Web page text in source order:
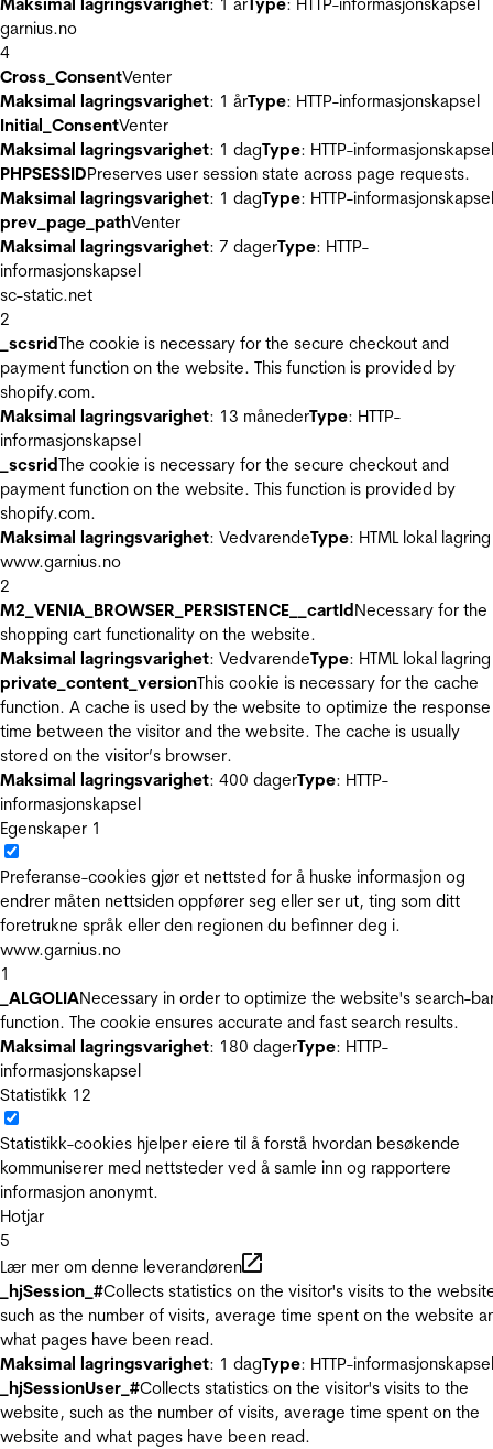
garnius.no
4
Cross_ConsentVenter
Maksimal lagringsvarighet: 1 årType: HTTP-informasjonskapsel
Initial_ConsentVenter
Maksimal lagringsvarighet: 1 dagType: HTTP-informasjonskapsel
PHPSESSIDPreserves user session state across page requests.
Maksimal lagringsvarighet: 1 dagType: HTTP-informasjonskapsel
prev_page_pathVenter
Maksimal lagringsvarighet: 7 dagerType: HTTP-
informasjonskapsel
sc-static.net
2
_scsridThe cookie is necessary for the secure checkout and
payment function on the website. This function is provided by
shopify.com.
Maksimal lagringsvarighet: 13 månederType: HTTP-
informasjonskapsel
_scsridThe cookie is necessary for the secure checkout and
payment function on the website. This function is provided by
shopify.com.
Maksimal lagringsvarighet: VedvarendeType: HTML lokal lagring
www.garnius.no
2
M2_VENIA_BROWSER_PERSISTENCE__cartIdNecessary for the
shopping cart functionality on the website.
Maksimal lagringsvarighet: VedvarendeType: HTML lokal lagring
private_content_versionThis cookie is necessary for the cache
function. A cache is used by the website to optimize the response
time between the visitor and the website. The cache is usually
stored on the visitor’s browser.
Maksimal lagringsvarighet: 400 dagerType: HTTP-
informasjonskapsel
Egenskaper 1
Preferanse-cookies gjør et nettsted for å huske informasjon og
endrer måten nettsiden oppfører seg eller ser ut, ting som ditt
foretrukne språk eller den regionen du befinner deg i.
www.garnius.no
1
_ALGOLIANecessary in order to optimize the website's search-
function. The cookie ensures accurate and fast search results.
Maksimal lagringsvarighet: 180 dagerType: HTTP-
informasjonskapsel
Statistikk 12
Statistikk-cookies hjelper eiere til å forstå hvordan besøkende
kommuniserer med nettsteder ved å samle inn og rapportere
informasjon anonymt.
Hotjar
5
Lær mer om denne leverandøren
_hjSession_#Collects statistics on the visitor's visits to the
such as the number of visits, average time spent on the website
what pages have been read.
Maksimal lagringsvarighet: 1 dagType: HTTP-informasjonskapsel
_hjSessionUser_#Collects statistics on the visitor's visits to the
website, such as the number of visits, average time spent on the
website and what pages have been read.